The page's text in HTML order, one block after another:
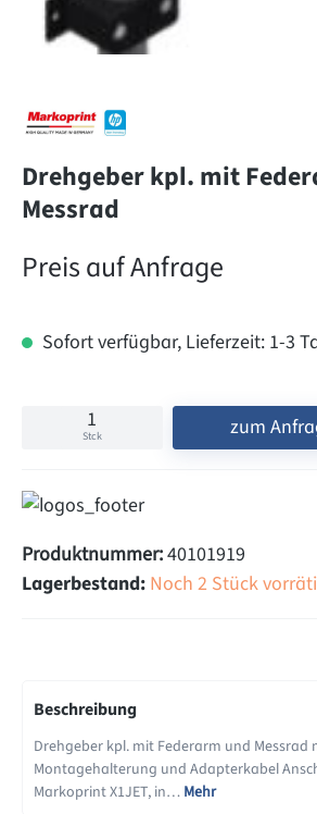
Drehgeber kpl. mit
Messrad
Preis auf Anfrage
Sofort verfügbar, Lieferzeit: 1-3
Stck zum
Produktnummer:40101919
Lagerbestand: Noch 2 Stück
Beschreibung
Drehgeber kpl. mit Federarm und Messrad
Montagehalterung und Adapterkabel
Markoprint X1JET, in… Mehr